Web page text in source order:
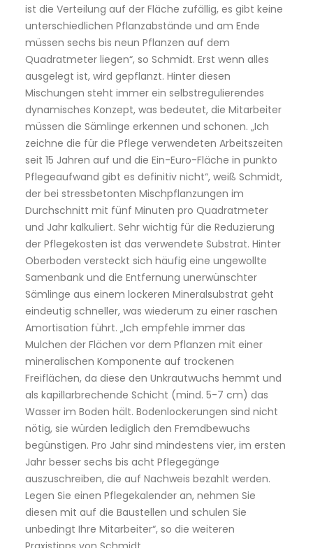
ist die Verteilung auf der Fläche zufällig, es gibt keine
unterschiedlichen Pflanzabstände und am Ende
müssen sechs bis neun Pflanzen auf dem
Quadratmeter liegen“, so Schmidt. Erst wenn alles
ausgelegt ist, wird gepflanzt. Hinter diesen
Mischungen steht immer ein selbstregulierendes
dynamisches Konzept, was bedeutet, die Mitarbeiter
müssen die Sämlinge erkennen und schonen. „Ich
zeichne die für die Pflege verwendeten Arbeitszeiten
seit 15 Jahren auf und die Ein-Euro-Fläche in punkto
Pflegeaufwand gibt es definitiv nicht“, weiß Schmidt,
der bei stressbetonten Mischpflanzungen im
Durchschnitt mit fünf Minuten pro Quadratmeter
und Jahr kalkuliert. Sehr wichtig für die Reduzierung
der Pflegekosten ist das verwendete Substrat. Hinter
Oberboden versteckt sich häufig eine ungewollte
Samenbank und die Entfernung unerwünschter
Sämlinge aus einem lockeren Mineralsubstrat geht
eindeutig schneller, was wiederum zu einer raschen
Amortisation führt. „Ich empfehle immer das
Mulchen der Flächen vor dem Pflanzen mit einer
mineralischen Komponente auf trockenen
Freiflächen, da diese den Unkrautwuchs hemmt und
als kapillarbrechende Schicht (mind. 5-7 cm) das
Wasser im Boden hält. Bodenlockerungen sind nicht
nötig, sie würden lediglich den Fremdbewuchs
begünstigen. Pro Jahr sind mindestens vier, im ersten
Jahr besser sechs bis acht Pflegegänge
auszuschreiben, die auf Nachweis bezahlt werden.
Legen Sie einen Pflegekalender an, nehmen Sie
diesen mit auf die Baustellen und schulen Sie
unbedingt Ihre Mitarbeiter“, so die weiteren